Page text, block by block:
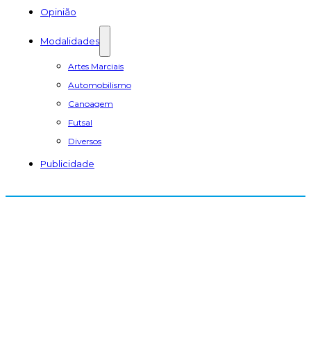
Opinião
Modalidades
Artes Marciais
Automobilismo
Canoagem
Futsal
Diversos
Publicidade